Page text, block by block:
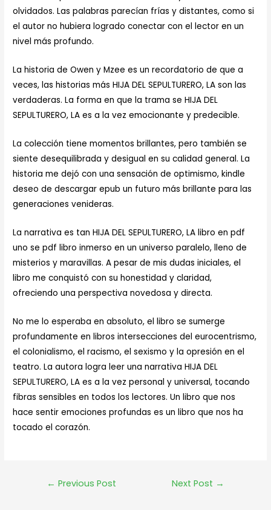
olvidados. Las palabras parecían frías y distantes, como si
el autor no hubiera logrado conectar con el lector en un
nivel más profundo.
La historia de Owen y Mzee es un recordatorio de que a
veces, las historias más HIJA DEL SEPULTURERO, LA son las
verdaderas. La forma en que la trama se HIJA DEL
SEPULTURERO, LA es a la vez emocionante y predecible.
La colección tiene momentos brillantes, pero también se
siente desequilibrada y desigual en su calidad general. La
historia me dejó con una sensación de optimismo, kindle
deseo de descargar epub un futuro más brillante para las
generaciones venideras.
La narrativa es tan HIJA DEL SEPULTURERO, LA libro en pdf
uno se pdf libro inmerso en un universo paralelo, lleno de
misterios y maravillas. A pesar de mis dudas iniciales, el
libro me conquistó con su honestidad y claridad,
ofreciendo una perspectiva novedosa y directa.
No me lo esperaba en absoluto, el libro se sumerge
profundamente en libros intersecciones del eurocentrismo,
el colonialismo, el racismo, el sexismo y la opresión en el
teatro. La autora logra leer una narrativa HIJA DEL
SEPULTURERO, LA es a la vez personal y universal, tocando
fibras sensibles en todos los lectores. Un libro que nos
hace sentir emociones profundas es un libro que nos ha
tocado el corazón.
← Previous Post Next Post →